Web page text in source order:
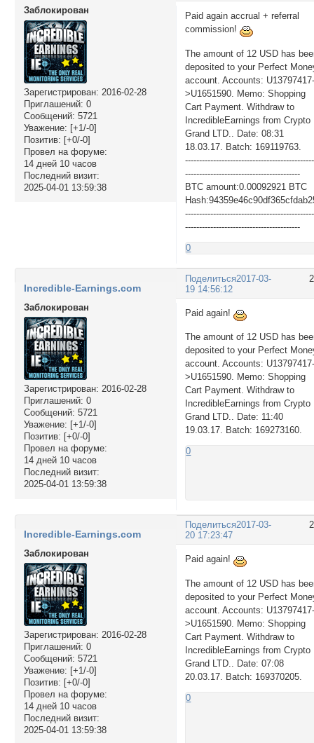
Заблокирован
Зарегистрирован: 2016-02-28
Приглашений: 0
Сообщений: 5721
Уважение: [+1/-0]
Позитив: [+0/-0]
Провел на форуме:
14 дней 10 часов
Последний визит:
2025-04-01 13:59:38
Paid again accrual + referral
commission!
The amount of 12 USD has
deposited to your Perfect
account. Accounts:
>U1651590. Memo: Shopping
Cart Payment. Withdraw to
IncredibleEarnings from Crypto
Grand LTD.. Date: 08:31
18.03.17. Batch: 169119763.
-----------------------------------------
BTC amount:0.00092921 BTC
-----------------------------------------
0
Поделиться2017-03-
19 14:56:12
Incredible-Earnings.com
Заблокирован
Зарегистрирован: 2016-02-28
Приглашений: 0
Сообщений: 5721
Уважение: [+1/-0]
Позитив: [+0/-0]
Провел на форуме:
14 дней 10 часов
Последний визит:
2025-04-01 13:59:38
Paid again!
The amount of 12 USD has
deposited to your Perfect
account. Accounts:
>U1651590. Memo: Shopping
Cart Payment. Withdraw to
IncredibleEarnings from Crypto
Grand LTD.. Date: 11:40
19.03.17. Batch: 169273160.
0
Поделиться2017-03-
20 17:23:47
Incredible-Earnings.com
Заблокирован
Зарегистрирован: 2016-02-28
Приглашений: 0
Сообщений: 5721
Уважение: [+1/-0]
Позитив: [+0/-0]
Провел на форуме:
14 дней 10 часов
Последний визит:
2025-04-01 13:59:38
Paid again!
The amount of 12 USD has
deposited to your Perfect
account. Accounts:
>U1651590. Memo: Shopping
Cart Payment. Withdraw to
IncredibleEarnings from Crypto
Grand LTD.. Date: 07:08
20.03.17. Batch: 169370205.
0